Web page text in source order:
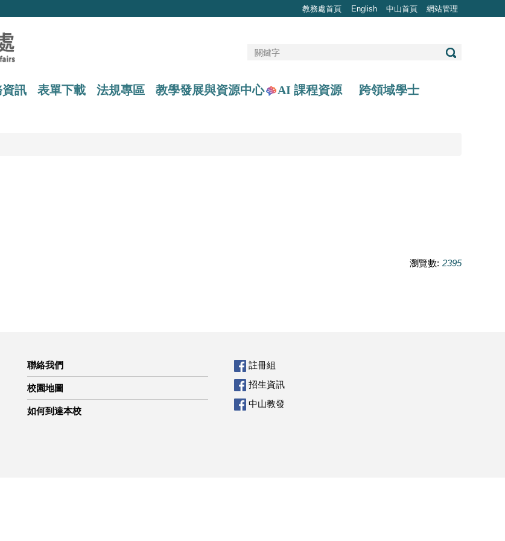
教務處首頁 English 中山首頁 網站管理
訊 表單下載 法規專區 教學發展與資源中心 AI 課程資源
跨領域學士
瀏覽數: 2395
聯絡我們
校園地圖
如何到達本校
註冊組
招生資訊
中山教發